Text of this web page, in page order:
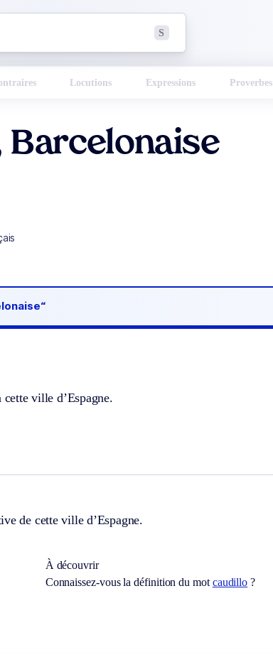
S
Locutions Expressions Proverbes
Barcelonaise
ville d’Espagne.
de cette ville d’Espagne.
À découvrir
Connaissez-vous la définition du mot caudillo ?